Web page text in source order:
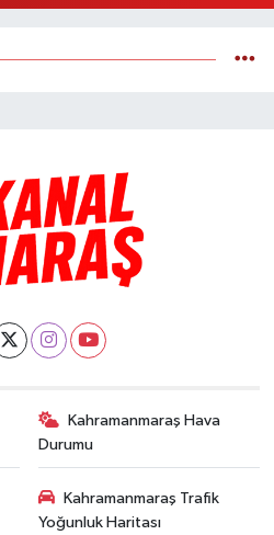
Kahramanmaraş Hava
Durumu
Kahramanmaraş Trafik
Yoğunluk Haritası